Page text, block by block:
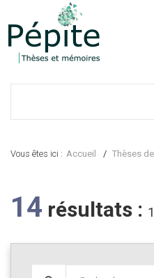
Vous êtes ici : Accueil Thèses
14 résultats :